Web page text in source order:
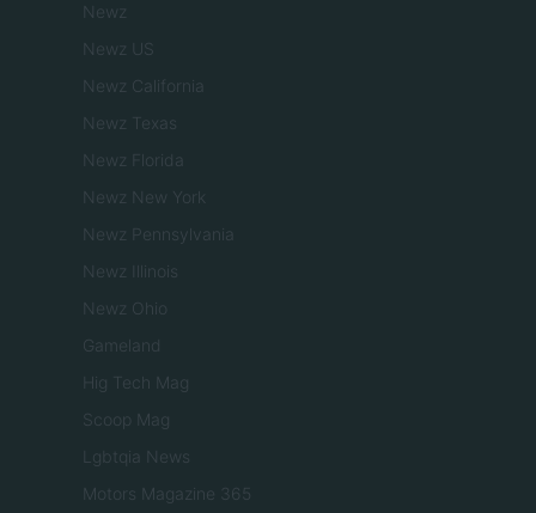
Newz
Newz US
Newz California
Newz Texas
Newz Florida
Newz New York
Newz Pennsylvania
Newz Illinois
Newz Ohio
Gameland
Hig Tech Mag
Scoop Mag
Lgbtqia News
Motors Magazine 365